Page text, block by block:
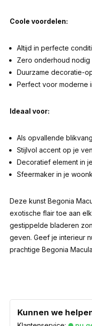
Coole voordelen:
Altijd in perfecte
Zero onderhoud nodig
Duurzame decoratie-
Perfect voor moderne
Ideaal voor:
Als opvallende
Stijlvol accent op je
Decoratief element in
Sfeermaker in je
Deze kunst Begonia
exotische flair toe aan
gestippelde bladeren
geven. Geef je interieur
prachtige Begonia
Kunnen we